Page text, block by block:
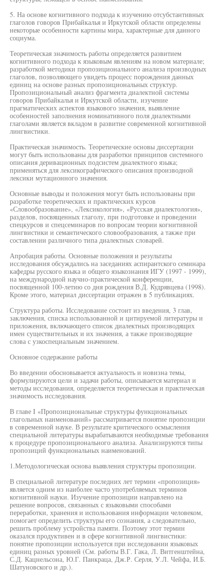
5. На основе когнитивного подхода к изучению отсубстантивных
глаголов говоров Прибайкалья и Иркутской области определены
некоторые особенности картины мира, характерные для данного
социума.
Теоретическая значимость работы определяется развитием
когнитивного подхода к языковым явлениям на новом материале;
разработкой методики пропозиционального анализа производных
глаголов, позволяющего увидеть процесс порождения данных
единиц на основе разных пропозициональных структур.
Пропозициональный анализ фрагмента диалектной системы
говоров Прибайкалья и Иркутской области, изучение
прагматических аспектов языкового значения, выявление
особенностей заполнения номинативного поля диалектными
глаголами является вкладом в развитие современной когнитивной
лингвистики.
Практическая значимость. Теоретические основы диссертации
могут быть использованы для разработки принципов системного
описания деривационных подсистем диалектного языка;
применяться для лексикографического описания производной
лексики мутационного значения.
Основные выводы и положения могут быть использованы при
разработке теоретических и практических курсов
«Словообразование», «Лексикология», «Русская диалектология»,
разделов, посвященных глаголу, при подготовке и проведении
спецкурсов и спецсеминаров по вопросам теории когнитивной
лингвистики и семантического словообразования, а также при
составлении различного типа диалектных словарей.
Апробация работы. Основные положения и результаты
исследования обсуждались на заседаниях аспирантского семинара
кафедры русского языка и общего языкознания ИГУ (1997 - 1999),
на международной научно-практической конференции,
посвященной 100-летию со дня рождения В.Д. Кудрявцева (1998).
Кроме этого, материал диссертации отражен в 5 публикациях.
Структура работы. Исследование состоит из введения, 3 глав,
заключения, списка использованной и цитируемой литературы и
приложения, включающего список диалектных производящих
имен существительных и их значения, а также производящие
слова с узкоспециальным значением.
Основное содержание работы
Во введении обосновывается актуальность и новизна темы,
формулируются цели и задачи работы, описывается материал и
методы исследования, определяется теоретическая и практическая
значимость исследования.
В главе I «Пропозициональные структуры функциональных
глагольных наименований» рассматривается понятие пропозиции
в современной науке. В результате критического осмысления
специальной литературы вырабатываются необходимые требования
к процедуре пропозиционального анализа. Анализируются типы
пропозиций функциональных наименований.
1.Методологическая основа выявления структуры пропозиции.
В специальной литературе последних лет термин «пропозиция»
является одним из наиболее часто употребляемых терминов
когнитивной науки. Изучение пропозиции направлено на
решение вопросов, связанных с языковыми способами
переработки, хранения и использования информации человеком,
помогает определить структуры его сознания, а следовательно,
решить проблему устройства памяти. Поэтому этот термин
оказался продуктивен и в сфере когнитивной лингвистики:
понятие пропозиции используется при исследовании языковых
единиц разных уровней (См. работы В.Г. Гака, Л. Витгенштейна,
С.Д. Кацнельсона, Ю.Г. Панкраца, Дж.Р. Серля, У.Л. Чейфа, И.Б.
Шатуновского и др.).